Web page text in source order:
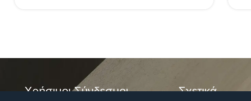
Χρήσιμοι Σύνδεσμοι Σχετικά